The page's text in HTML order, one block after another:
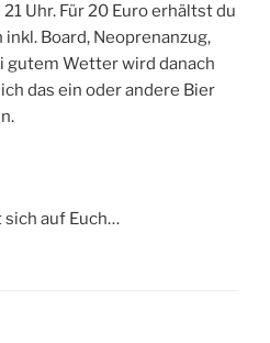
Uhr. Für 20 Euro erhältst du
Board, Neoprenanzug,
gutem Wetter wird danach
das ein oder andere Bier
auf Euch…